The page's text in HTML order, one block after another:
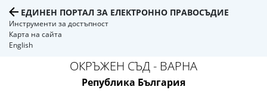
ЕДИНЕН ПОРТАЛ ЗА ЕЛЕКТРОННО ПРАВОСЪДИЕ
Инструменти за достъпност
Карта на сайта
English
ОКРЪЖЕН СЪД - ВАРНА
Република България